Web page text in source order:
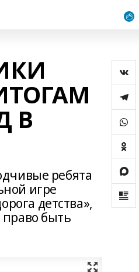
В
ребята
игре
детства»,
право быть